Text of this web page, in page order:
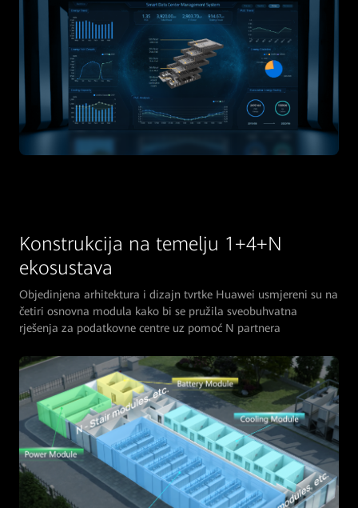
Konstrukcija na temelju 1+4+N
ekosustava
Objedinjena arhitektura i dizajn tvrtke Huawei usmjereni su na
četiri osnovna modula kako bi se pružila sveobuhvatna
rješenja za podatkovne centre uz pomoć N partnera